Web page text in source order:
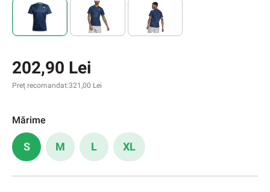
202,90 Lei
Preț recomandat:321,00 Lei
Mărime
S M L XL